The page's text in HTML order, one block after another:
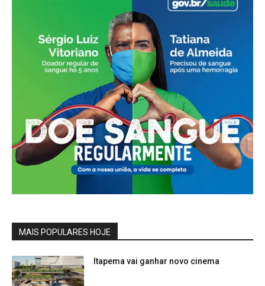
MAIS POPULARES HOJE
Itapema vai ganhar novo cinema